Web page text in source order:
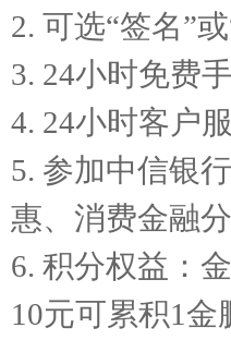
2. 可选“签名”
3. 24小时免费
4. 24小时客户
5. 参加中信银
惠、消费金融
6. 积分权益：
10元可累积1金